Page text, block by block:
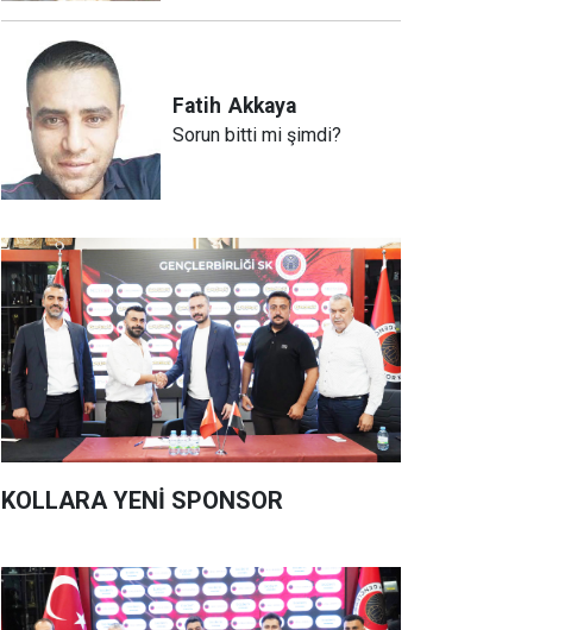
Fatih Akkaya
Sorun bitti mi şimdi?
KOLLARA YENİ SPONSOR